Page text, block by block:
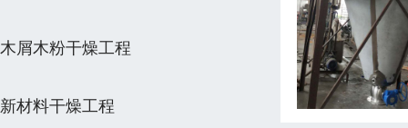
木屑木粉干燥工程
新材料干燥工程